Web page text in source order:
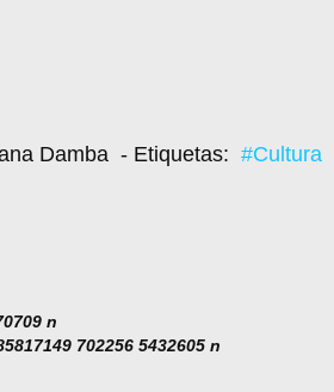
Damba - Etiquetas: #Cultura